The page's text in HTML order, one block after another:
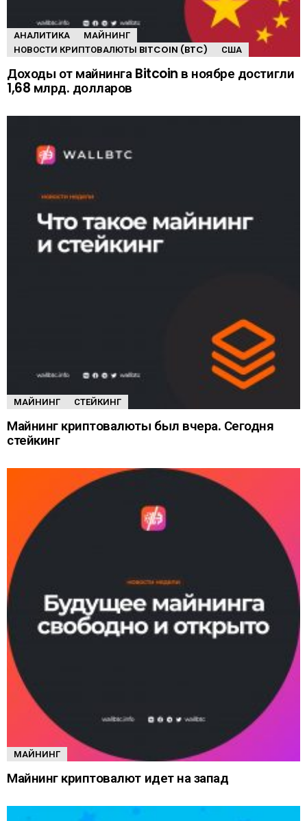
АНАЛИТИКА
МАЙНИНГ
НОВОСТИ КРИПТОВАЛЮТЫ BITCOIN (BTC)
США
Доходы от майнинга Bitcoin в ноябре достигли
1,68 млрд. долларов
МАЙНИНГ СТЕЙКИНГ
Майнинг криптовалюты был вчера. Сегодня
стейкинг
МАЙНИНГ
Майнинг криптовалют идет на запад